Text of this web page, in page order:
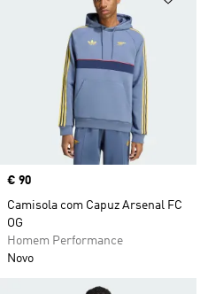
Price
€ 90
Camisola com Capuz Arsenal FC
OG
Homem Performance
Novo